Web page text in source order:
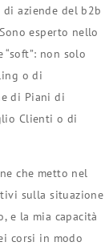
aziende del b2b
esperto nello
“soft”: non solo
o di
di Piani di
Clienti o di
che metto nel
sulla situazione
e la mia capacità
corsi in modo